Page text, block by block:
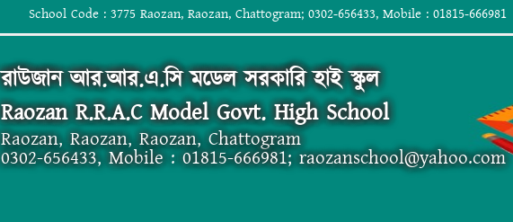
School Code : 3775 Raozan, Raozan, Chattogram; 0302-656433, Mobile : 01815-666981
রাউজান আর.আর.এ.সি মডেল সরকারি হাই স্কুল
Raozan R.R.A.C Model Govt. High School
Raozan, Raozan, Raozan, Chattogram
0302-656433, Mobile : 01815-666981; raozanschool@yahoo.com